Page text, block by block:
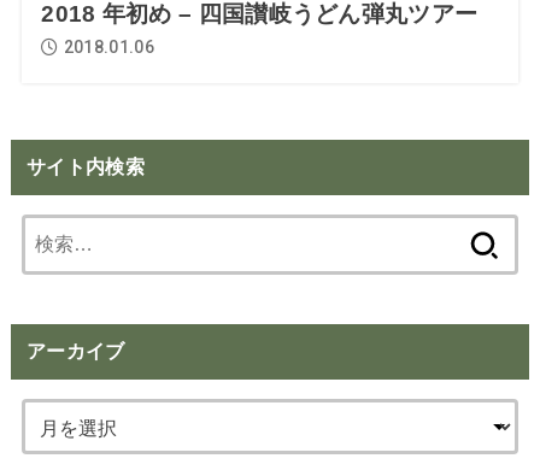
2018 年初め – 四国讃岐うどん弾丸ツアー
2018.01.06
サイト内検索
索:
アーカイブ